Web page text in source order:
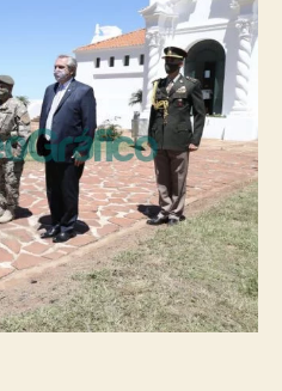
del
José
de
San